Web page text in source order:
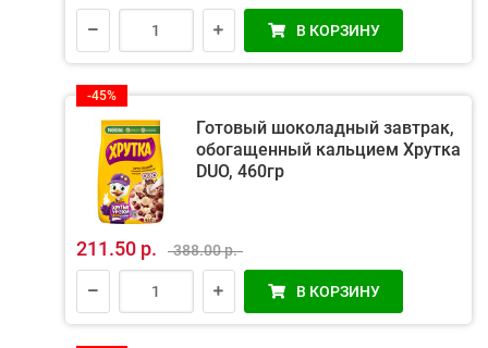
В КОРЗИНУ
-45%
Готовый шоколадный завтрак,
обогащенный кальцием Хрутка
DUO, 460гр
211.50 р. 388.00 р.
В КОРЗИНУ